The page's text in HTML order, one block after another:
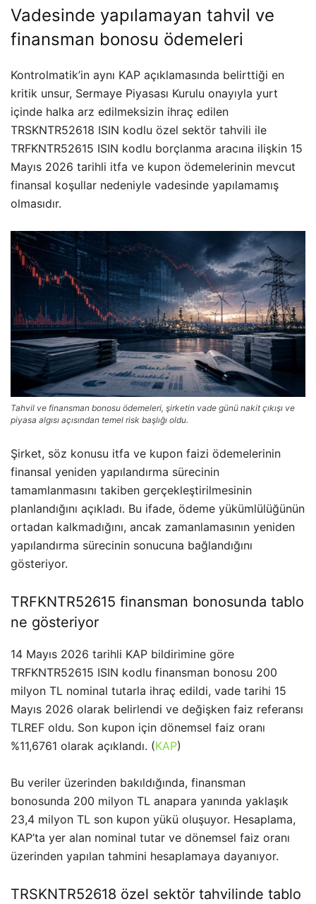
Vadesinde yapılamayan tahvil ve
finansman bonosu ödemeleri
Kontrolmatik’in aynı KAP açıklamasında belirttiği en
kritik unsur, Sermaye Piyasası Kurulu onayıyla yurt
içinde halka arz edilmeksizin ihraç edilen
TRSKNTR52618 ISIN kodlu özel sektör tahvili ile
TRFKNTR52615 ISIN kodlu borçlanma aracına ilişkin 15
Mayıs 2026 tarihli itfa ve kupon ödemelerinin mevcut
finansal koşullar nedeniyle vadesinde yapılamamış
olmasıdır.
Tahvil ve finansman bonosu ödemeleri, şirketin vade günü nakit çıkışı ve
piyasa algısı açısından temel risk başlığı oldu.
Şirket, söz konusu itfa ve kupon faizi ödemelerinin
finansal yeniden yapılandırma sürecinin
tamamlanmasını takiben gerçekleştirilmesinin
planlandığını açıkladı. Bu ifade, ödeme yükümlülüğünün
ortadan kalkmadığını, ancak zamanlamasının yeniden
yapılandırma sürecinin sonucuna bağlandığını
gösteriyor.
TRFKNTR52615 finansman bonosunda tablo
ne gösteriyor
14 Mayıs 2026 tarihli KAP bildirimine göre
TRFKNTR52615 ISIN kodlu finansman bonosu 200
milyon TL nominal tutarla ihraç edildi, vade tarihi 15
Mayıs 2026 olarak belirlendi ve değişken faiz referansı
TLREF oldu. Son kupon için dönemsel faiz oranı
%11,6761 olarak açıklandı. (KAP)
Bu veriler üzerinden bakıldığında, finansman
bonosunda 200 milyon TL anapara yanında yaklaşık
23,4 milyon TL son kupon yükü oluşuyor. Hesaplama,
KAP’ta yer alan nominal tutar ve dönemsel faiz oranı
üzerinden yapılan tahmini hesaplamaya dayanıyor.
TRSKNTR52618 özel sektör tahvilinde tablo